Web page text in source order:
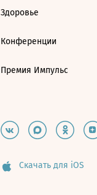
Здоровье
Конференции
Премия Импульс
Скачать для iOS